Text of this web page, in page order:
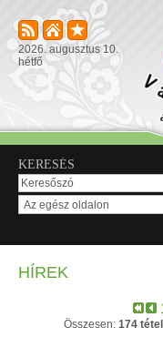
2026. augusztus 10.
hétfő
KERESÉS
HÍREK
Összesen: 174